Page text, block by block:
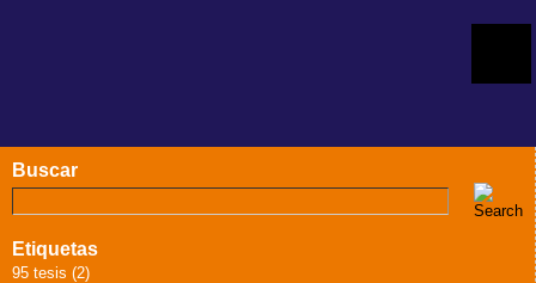
Buscar
Etiquetas
95 tesis (2)